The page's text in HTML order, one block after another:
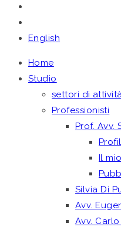
English
Home
Studio
settori di
Professionisti
Prof. Avv.
Il
Silvia Di
Avv.
Avv.